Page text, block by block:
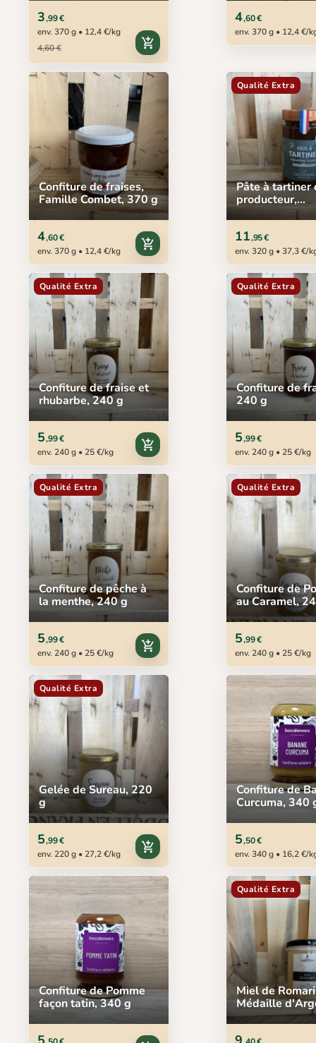
3,99 €
env. 370 g • 12,4 €/kg
4,60 €
add_shopping_cart
4,60 €
env. 370 g • 12,4 €/
Confiture de fraises,
Famille Combet, 370 g
4,60 €
env. 370 g • 12,4 €/kg
add_shopping_cart
Qualité Extra
Pâte à tartiner
producteur,
Castaneas,
11,95 €
env. 320 g • 37,3 €/
Qualité Extra
Confiture de fraise et
rhubarbe, 240 g
5,99 €
env. 240 g • 25 €/kg
add_shopping_cart
Qualité Extra
Confiture de
240 g
5,99 €
env. 240 g • 25 €/kg
Qualité Extra
Confiture de pêche à
la menthe, 240 g
5,99 €
env. 240 g • 25 €/kg
add_shopping_cart
Qualité Extra
Confiture de
au Caramel,
5,99 €
env. 240 g • 25 €/kg
Qualité Extra
Gelée de Sureau, 220
g
5,99 €
env. 220 g • 27,2 €/kg
add_shopping_cart
Confiture de
Curcuma, 340
5,50 €
env. 340 g • 16,2 €/
Confiture de Pomme
façon tatin, 340 g
Qualité Extra
Miel de
Médaille
Frères
g